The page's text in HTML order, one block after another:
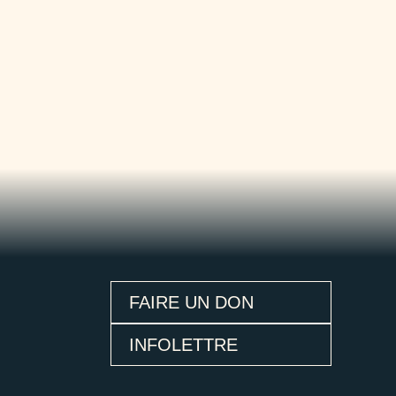
FAIRE UN DON
INFOLETTRE